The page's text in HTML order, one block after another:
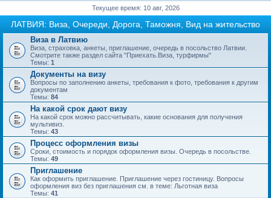
Текущее время: 10 авг, 2026
ЛАТВИЯ: Виза, Очереди, Дорога, Таможня, Вид на жительство
Виза в Латвию
Виза, страховка, анкеты, приглашение, очередь в посольство Латвии.
Смотрите также раздел сайта "Приехать.Виза, турфирмы"
Темы: 1
Документы на визу
Вопросы по заполнению анкеты, требования к фото, требования к другим
документам
Темы: 84
На какой срок дают визу
На какой срок можно рассчитывать, какие основания для получения
мультивиз.
Темы: 43
Процесс оформления визы
Сроки, стоимость и порядок оформления визы. Очередь в посольстве.
Темы: 49
Приглашение
Как оформить приглашение. Приглашение через гостиницу. Вопросы
оформления виз без приглашения см. в теме: Льготная виза
Темы: 41